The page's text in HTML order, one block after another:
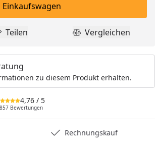
In den Einkaufswagen legen
Einkaufswagen
hinzufügen
Teilen
Teilen Produkt
Vergleichen
zu diesem Produkt erhalten.
4,76 / 5
Bewertungen
Rechnungskauf